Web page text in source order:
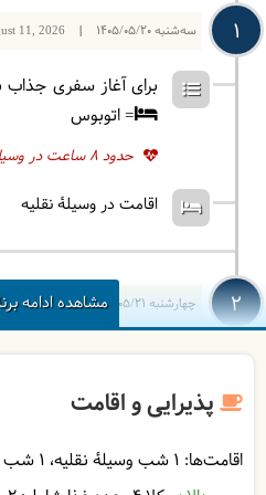
1 سه‌شنبه 11, 2026 | 1405/05/20
برای آغاز سفری جذاب
= اتوبوس
حدود 8 ساعت در وسیله نقلیه
اقامت در وسیلۀ نقلیه
2 چهارشنبه 12, 2026 | 1405/05/21
می‌دهیم. پیاده‌روی
جنگل‌های گیلده
طبیعت به‌سوی
اقامت به سوی تالش می
مشاهدهادامه
پذیرایی و اقامت
اقامت‌ها: 1 شب وسیلۀ نقلیه
1 شب اقامت‌گاه بوم‌گردی